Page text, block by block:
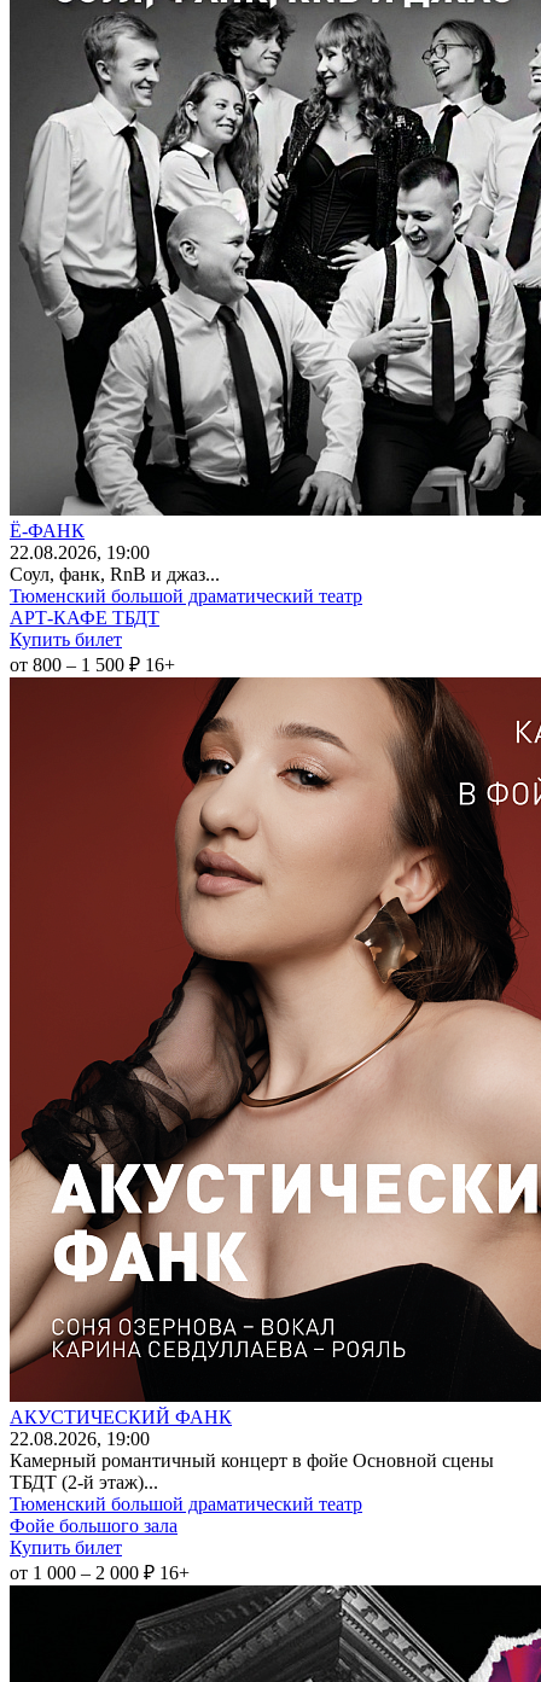
Ё-ФАНК
22.08.2026, 19:00
Соул, фанк, RnB и джаз...
Тюменский большой драматический театр
АРТ-КАФЕ ТБДТ
Купить билет
от 800 – 1 500 ₽ 16+
АКУСТИЧЕСКИЙ ФАНК
22.08.2026, 19:00
Камерный романтичный концерт в фойе Основной сцены
ТБДТ (2-й этаж)...
Тюменский большой драматический театр
Фойе большого зала
Купить билет
от 1 000 – 2 000 ₽ 16+